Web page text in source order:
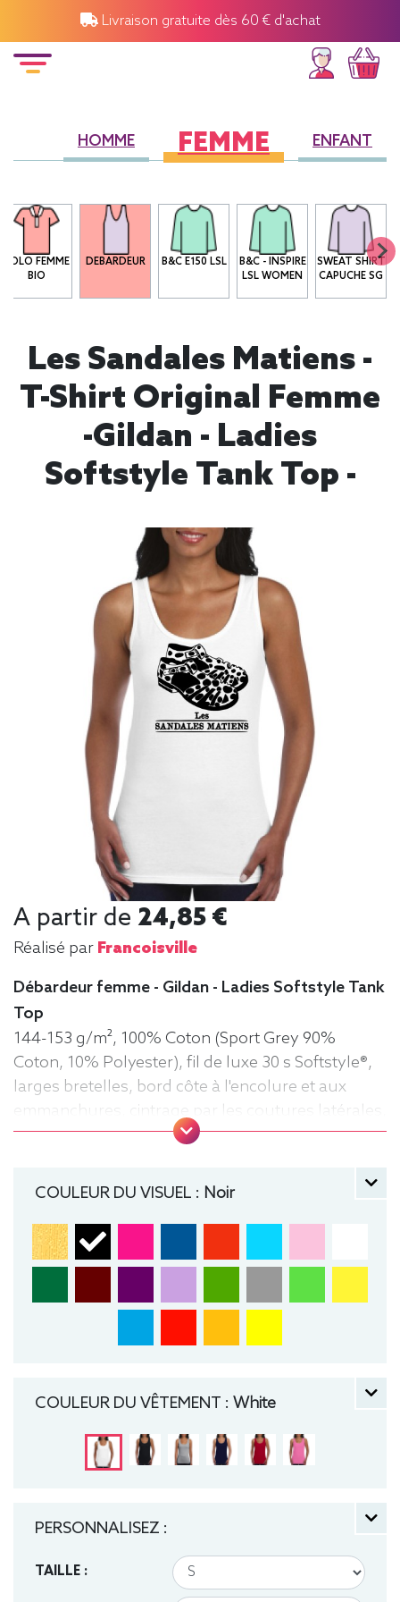
Livraison gratuite dès 60 € d'achat
HOMME FEMME ENFANT
POLO FEMME
BIO
DEBARDEUR B&C E150 LSL
B&C - INSPIRE
LSL WOMEN
SWEAT SHIRT
CAPUCHE SG
Les Sandales Matiens -
T-Shirt Original Femme
-Gildan - Ladies
Softstyle Tank Top -
A partir de 24,85 €
Réalisé par Francoisville
Débardeur femme - Gildan - Ladies Softstyle Tank
Top
144-153 g/m², 100% Coton (Sport Grey 90%
Coton, 10% Polyester), fil de luxe 30 s Softstyle®,
larges bretelles, bord côte à l'encolure et aux
emmanchures, cintrage par les coutures latérales,
surpiqûre à la base, tourné d'un quart pour éviter
Marcel, Léger, Femme, Débardeur
COULEUR DU VISUEL : Noir
COULEUR DU VÊTEMENT : White
PERSONNALISEZ :
TAILLE :